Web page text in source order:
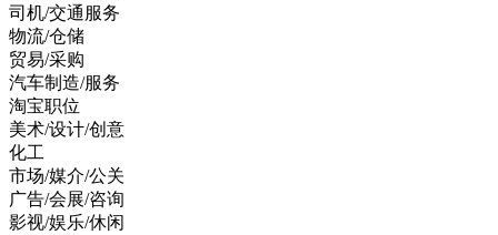
司机/交通服务
物流/仓储
贸易/采购
汽车制造/服务
淘宝职位
美术/设计/创意
化工
市场/媒介/公关
广告/会展/咨询
影视/娱乐/休闲